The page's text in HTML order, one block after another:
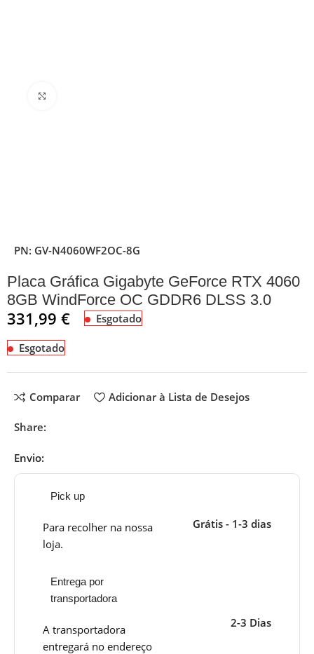
PN: GV-N4060WF2OC-8G
Placa Gráfica Gigabyte GeForce RTX 4060
8GB WindForce OC GDDR6 DLSS 3.0
331,99€ Esgotado
Esgotado
Comparar Adicionar à Lista de Desejos
Share:
Envio:
Pick up
Para recolher na nossa
loja.
Grátis - 1-3 dias
Entrega por
transportadora
A transportadora
entregará no endereço
2-3 Dias